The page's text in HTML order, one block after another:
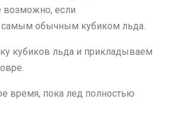
возможно, если
самым обычным кубиком льда.
кубиков льда и прикладываем
время, пока лед полностью